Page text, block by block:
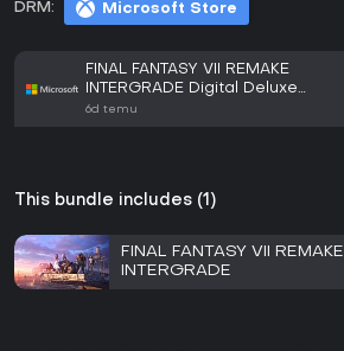
DRM: Microsoft Store
FINAL FANTASY VII REMAKE
INTERGRADE Digital Deluxe
Edition
6d temu
This bundle includes (1)
FINAL FANTASY VII REMAKE
INTERGRADE